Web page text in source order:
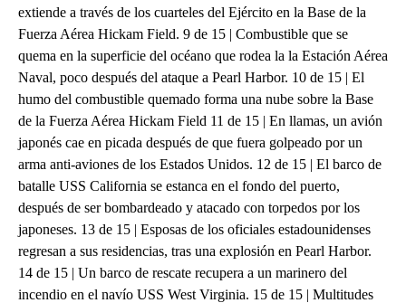
extiende a través de los cuarteles del Ejército en la Base de la
Fuerza Aérea Hickam Field. 9 de 15 | Combustible que se
quema en la superficie del océano que rodea la la Estación Aérea
Naval, poco después del ataque a Pearl Harbor. 10 de 15 | El
humo del combustible quemado forma una nube sobre la Base
de la Fuerza Aérea Hickam Field 11 de 15 | En llamas, un avión
japonés cae en picada después de que fuera golpeado por un
arma anti-aviones de los Estados Unidos. 12 de 15 | El barco de
batalle USS California se estanca en el fondo del puerto,
después de ser bombardeado y atacado con torpedos por los
japoneses. 13 de 15 | Esposas de los oficiales estadounidenses
regresan a sus residencias, tras una explosión en Pearl Harbor.
14 de 15 | Un barco de rescate recupera a un marinero del
incendio en el navío USS West Virginia. 15 de 15 | Multitudes